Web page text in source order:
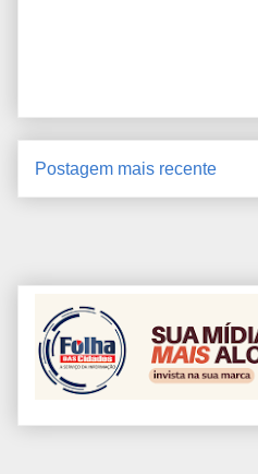
Postagem mais recente